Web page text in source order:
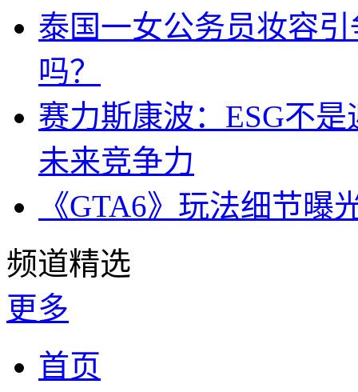
泰国一女公务员妆容
吗？
赛力斯康波：ESG不
未来竞争力
《GTA6》玩法细节
频道精选
更多
首页